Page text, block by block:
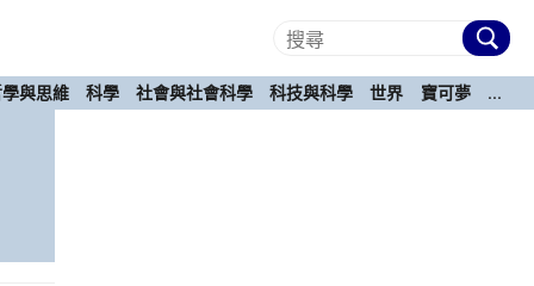
與思維 科學 社會與社會科學 科技與科學 世界 寶可夢 ...